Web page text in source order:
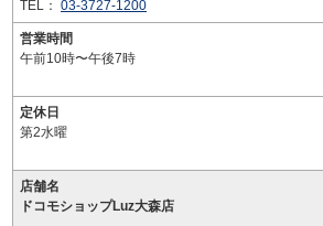
TEL： 03-3727-1200
営業時間
午前10時〜午後7時
定休日
第2水曜
店舗名
ドコモショップLuz大森店